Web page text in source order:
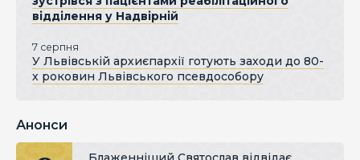
відділення у Надвірній
7 серпня
У Львівській архиєпархії готують заходи до 80-
х роковин Львівського псевдособору
Анонси